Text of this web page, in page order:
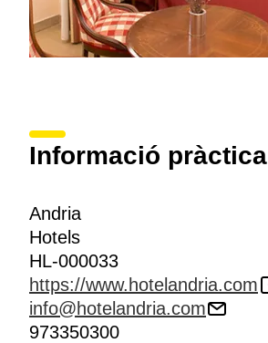
Informació pràctica
Andria
Hotels
HL-000033
https://www.hotelandria.com
info@hotelandria.com
973350300